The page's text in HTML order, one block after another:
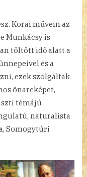
Korai művein az
Munkácsy is
töltött idő alatt a
és a
ezek szolgáltak
önarcképet,
témájú
naturalista
Somogytúri